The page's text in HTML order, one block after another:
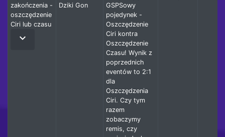
zakończenia -
oszczędzenie
Ciri lub czasu
keyboard_arrow_down
Dziki Gon
GSPSowy
pojedynek -
Oszczędzenie
Ciri kontra
Oszczędzenie
Czasu! Wynik z
poprzednich
eventów to 2:1
dla
Oszczędzenia
Ciri. Czy tym
razem
zobaczymy
remis, czy